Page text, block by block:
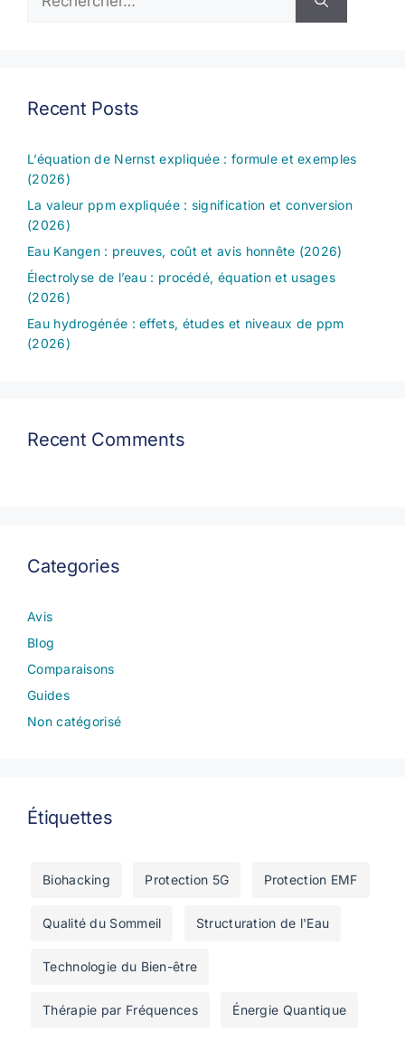
Recent Posts
L’équation de Nernst expliquée : formule et exemples
(2026)
La valeur ppm expliquée : signification et conversion
(2026)
Eau Kangen : preuves, coût et avis honnête (2026)
Électrolyse de l’eau : procédé, équation et usages
(2026)
Eau hydrogénée : effets, études et niveaux de ppm
(2026)
Recent Comments
Categories
Avis
Blog
Comparaisons
Guides
Non catégorisé
Étiquettes
Biohacking Protection 5G Protection EMF
Qualité du Sommeil Structuration de l'Eau
Technologie du Bien-être
Thérapie par Fréquences Énergie Quantique